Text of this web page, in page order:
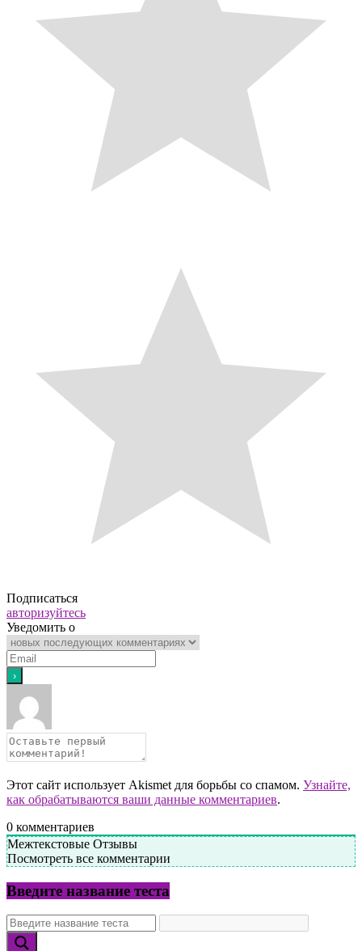
Подписаться
авторизуйтесь
Уведомить о
Этот сайт использует Akismet для борьбы со спамом. Узнайте,
как обрабатываются ваши данные комментариев.
0 комментариев
Межтекстовые Отзывы
Посмотреть все комментарии
Введите название теста